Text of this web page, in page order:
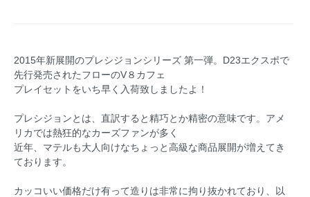
2015年新展開のプレシジョンシリーズ 第一弾。D23エクスポで
先行発売されたフローのV８カフェ
プレイセットをいち早く入荷致しましたよ！
プレシジョンとは、直訳すると精巧とか精密の意味です。アメ
リカでは熱狂的なカーズファンが多く
近年、マテルも大人向けなちょっと高級な商品展開が増えてき
ております。
カッコいい価格だけ有って造りは非常に拘り抜かれており、以